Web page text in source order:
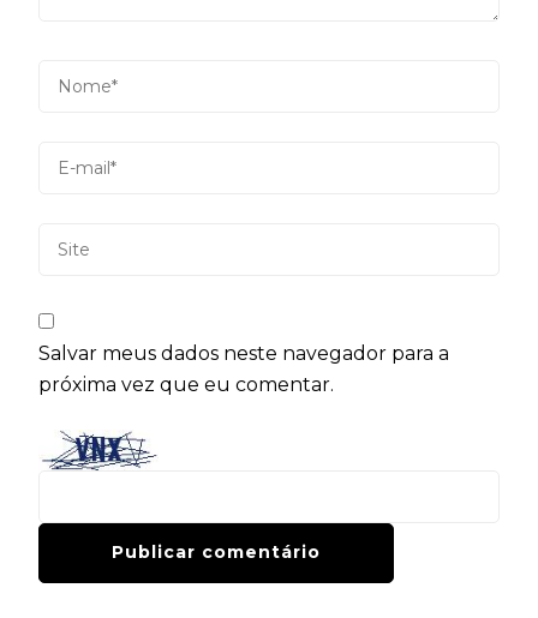
Salvar meus dados neste navegador para a
próxima vez que eu comentar.